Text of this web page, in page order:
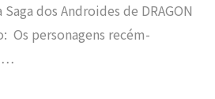
dos Androides de DRAGON
Os personagens recém-